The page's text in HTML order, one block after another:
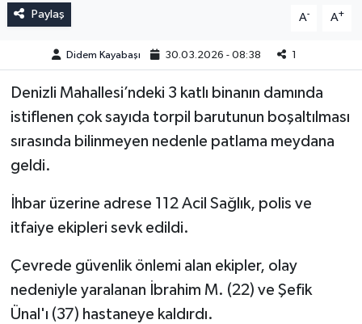
Paylaş A- A+
Didem Kayabaşı 30.03.2026 - 08:38 1
Denizli Mahallesi’ndeki 3 katlı binanın damında
istiflenen çok sayıda torpil barutunun boşaltılması
sırasında bilinmeyen nedenle patlama meydana
geldi.
İhbar üzerine adrese 112 Acil Sağlık, polis ve
itfaiye ekipleri sevk edildi.
Çevrede güvenlik önlemi alan ekipler, olay
nedeniyle yaralanan İbrahim M. (22) ve Şefik
Ünal'ı (37) hastaneye kaldırdı.